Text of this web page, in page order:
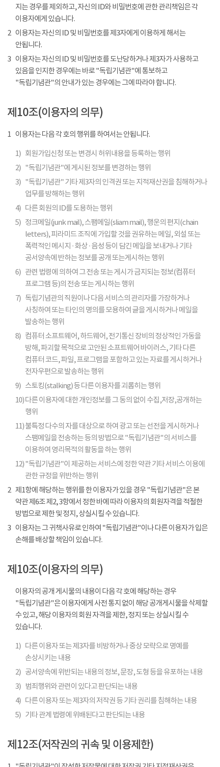
지는 경우를 제외하고, 자신의 ID와 비밀번호에 관한 관리책임은 각
이용자에게 있습니다.
2 이용자는 자신의 ID 및 비밀번호를 제3자에게 이용하게 해서는
안됩니다.
3 이용자는 자신의 ID 및 비밀번호를 도난당하거나 제3자가 사용하고
있음을 인지한 경우에는 바로 "독립기념관"에 통보하고
"독립기념관"의 안내가 있는 경우에는 그에 따라야 합니다.
제10조(이용자의 의무)
1 이용자는 다음 각 호의 행위를 하여서는 안됩니다.
1) 회원가입신청 또는 변경시 허위내용을 등록하는 행위
2) "독립기념관"에 게시된 정보를 변경하는 행위
3) "독립기념관" 기타 제3자의 인격권 또는 지적재산권을 침해하거나
업무를 방해하는 행위
4) 다른 회원의 ID를 도용하는 행위
5) 정크메일(junk mail), 스팸메일(sliam mail), 행운의 편지(chain
letters), 피라미드 조직에 가입할 것을 권유하는 메일, 외설 또는
폭력적인 메시지 · 화상 · 음성 등이 담긴 메일을 보내거나 기타
공서양속에 반하는 정보를 공개 또는게시하는 행위
6) 관련 법령에 의하여 그 전송 또는 게시가 금지되는 정보(컴퓨터
프로그램 등)의 전송 또는 게시하는 행위
7) 독립기념관의 직원이나 다음 서비스의 관리자를 가장하거나
사칭하여 또는 타인의 명의를 모용하여 글을 게시하거나 메일을
발송하는 행위
8) 컴퓨터 소프트웨어, 하드웨어, 전기통신 장비의 정상적인 가동을
방해, 파괴할 목적으로 고안된 소프트웨어 바이러스, 기타 다른
컴퓨터 코드, 파일, 프로그램을 포함하고 있는 자료를 게시하거나
전자우편으로 발송하는 행위
9) 스토킹(stalking) 등 다른 이용자를 괴롭히는 행위
10)다른 이용자에 대한 개인정보를 그 동의 없이 수집,저장,공개하는
행위
11)불특정 다수의 자를 대상으로 하여 광고 또는 선전을 게시하거나
스팸메일을 전송하는 등의 방법으로 "독립기념관"의 서비스를
이용하여 영리목적의 활동을 하는 행위
12)"독립기념관"이 제공하는 서비스에 정한 약관 기타 서비스 이용에
관한 규정을 위반하는 행위
2 제1항에 해당하는 행위를 한 이용자가 있을 경우 "독립기념관"은 본
약관 제6조 제2, 3항에서 정한 바에 따라 이용자의 회원자격을 적절한
방법으로 제한 및 정지, 상실시킬 수 있습니다.
3 이용자는 그 귀책사유로 인하여 "독립기념관"이나 다른 이용자가 입은
손해를 배상할 책임이 있습니다.
제10조(이용자의 의무)
이용자의 공개 게시물의 내용이 다음 각 호에 해당하는 경우
"독립기념관"은 이용자에게 사전 통지 없이 해당 공개게시물을 삭제할
수 있고, 해당 이용자의 회원 자격을 제한, 정지 또는 상실시킬 수
있습니다.
1) 다른 이용자 또는 제3자를 비방하거나 중상 모략으로 명예를
손상시키는 내용
2) 공서양속에 위반되는 내용의 정보, 문장, 도형 등을 유포하는 내용
3)
범죄행위와 관련이 있다고 판단되는 내용
4) 다른 이용자 또는 제3자의 저작권 등 기타 권리를 침해하는 내용
5) 기타 관계 법령에 위배된다고 판단되는 내용
제12조(저작권의 귀속 및 이용제한)